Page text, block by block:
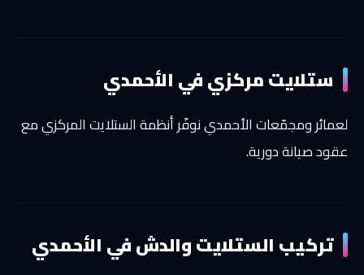
ستلايت مركزي في الأحمدي
لعمائر ومجمّعات الأحمدي نوفّر أنظمة الستلايت المركزي مع
عقود صيانة دورية.
تركيب الستلايت والدش في الأحمدي